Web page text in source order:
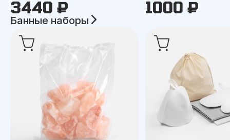
3440 ₽ 1000 ₽
Банные наборы